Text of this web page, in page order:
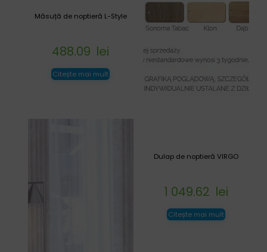
Dulap de noptieră VIRGO
1 049.62 lei
Citește mai mult
Măsuță de noptieră L-Style
488.09 lei
Citește mai mult